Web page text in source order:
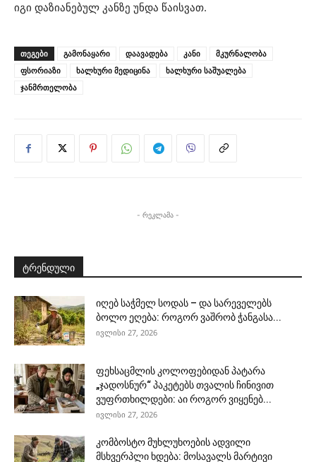
იგი დაზიანებულ კანზე უნდა წაისვათ.
ᲗᲔᲒᲔᲑᲘ გამონაყარი დაავადება კანი
მკურნალობა
ფსორიაზი
ხალხური მედიცინა
ხალხური საშუალება
ჯანმრთელობა
- რეკლამა -
ტრენდული
იღებ საჭმელ სოდას – და სარეველებს
ბოლო ეღება: როგორ ვაშრობ ჭანგასა...
ივლისი 27, 2026
ფეხსაცმლის კოლოფებიდან პატარა
„ჯადოსნურ“ პაკეტებს თვალის ჩინივით
ვუფრთხილდები: აი როგორ ვიყენებ...
ივლისი 27, 2026
კომბოსტო მუხლუხოების ადვილი
მსხვერპლი ხდება: მოსავალს მარტივი